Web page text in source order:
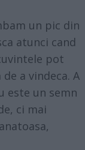
un pic din
atunci cand
pot
a vindeca. A
este un semn
ci mai